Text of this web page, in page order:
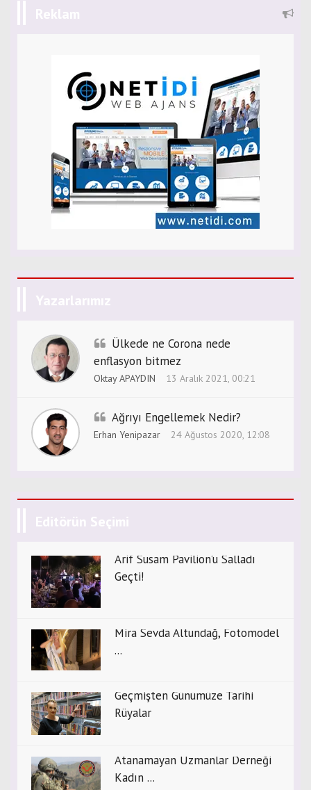
Reklam
Yazarlarımız
Ülkede ne Corona nede
enflasyon bitmez
Oktay APAYDIN 13 Aralık 2021, 00:21
Ağrıyı Engellemek Nedir?
Erhan Yenipazar 24 Ağustos 2020, 12:08
Editörün Seçimi
Arif Susam Pavilion’u Salladı
Geçti!
Mira Sevda Altundağ, Fotomodel
...
Geçmişten Günümüze Tarihi
Rüyalar
Atanamayan Uzmanlar Derneği
Kadın ...